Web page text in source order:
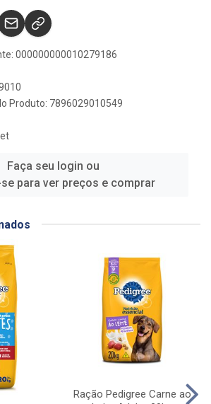
000000000010279186
Produto: 7896029010549
Faça seu login ou
para ver preços e comprar
Ração Pedigree Carne ao